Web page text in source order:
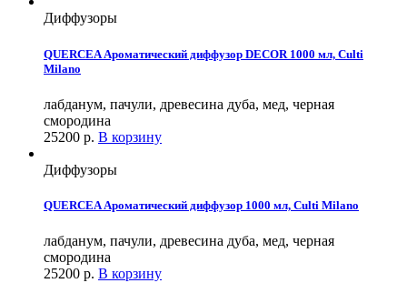
Диффузоры
QUERCEA Ароматический диффузор DECOR 1000 мл, Culti
Milano
лабданум, пачули, древесина дуба, мед, черная
смородина
25200 р. В корзину
Диффузоры
QUERCEA Ароматический диффузор 1000 мл, Culti Milano
лабданум, пачули, древесина дуба, мед, черная
смородина
25200 р. В корзину